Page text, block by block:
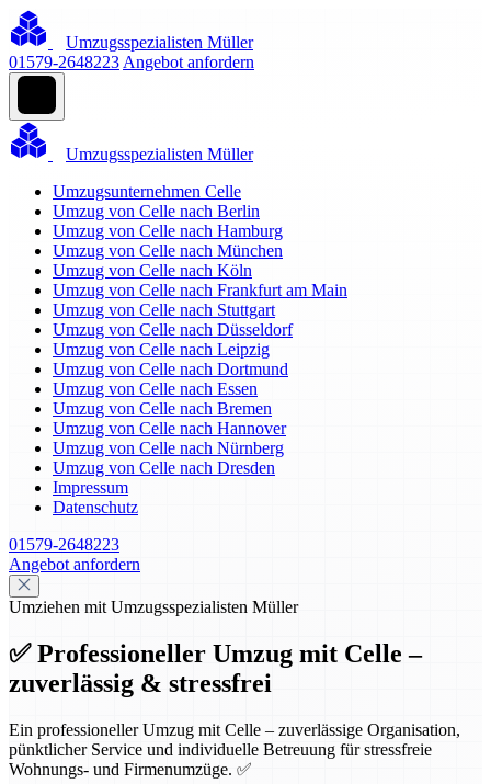
Umzugsspezialisten Müller
01579-2648223 Angebot anfordern
Umzugsspezialisten Müller
Umzugsunternehmen Celle
Umzug von Celle nach Berlin
Umzug von Celle nach Hamburg
Umzug von Celle nach München
Umzug von Celle nach Köln
Umzug von Celle nach Frankfurt am Main
Umzug von Celle nach Stuttgart
Umzug von Celle nach Düsseldorf
Umzug von Celle nach Leipzig
Umzug von Celle nach Dortmund
Umzug von Celle nach Essen
Umzug von Celle nach Bremen
Umzug von Celle nach Hannover
Umzug von Celle nach Nürnberg
Umzug von Celle nach Dresden
Impressum
Datenschutz
01579-2648223
Angebot anfordern
Umziehen mit Umzugsspezialisten Müller
✅ Professioneller Umzug mit Celle –
zuverlässig & stressfrei
Ein professioneller Umzug mit Celle – zuverlässige Organisation,
pünktlicher Service und individuelle Betreuung für stressfreie
Wohnungs- und Firmenumzüge. ✅